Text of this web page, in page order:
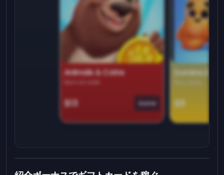
Animals & Coins
$13 Game
Domino
$9